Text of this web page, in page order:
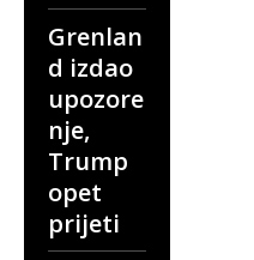
Grenlan
d izdao
upozore
nje,
Trump
opet
prijeti